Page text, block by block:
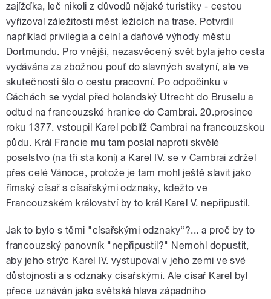
zajížďka, leč nikoli z důvodů nějaké turistiky - cestou
vyřizoval záležitosti měst ležících na trase. Potvrdil
například privilegia a celní a daňové výhody městu
Dortmundu. Pro vnější, nezasvěcený svět byla jeho cesta
vydávána za zbožnou pouť do slavných svatyní, ale ve
skutečnosti šlo o cestu pracovní. Po odpočinku v
Cáchách se vydal před holandský Utrecht do Bruselu a
odtud na francouzské hranice do Cambrai. 20.prosince
roku 1377. vstoupil Karel poblíž Cambrai na francouzskou
půdu. Král Francie mu tam poslal naproti skvělé
poselstvo (na tři sta koní) a Karel IV. se v Cambrai zdržel
přes celé Vánoce, protože je tam mohl ještě slavit jako
římský císař s císařskými odznaky, kdežto ve
Francouzském království by to král Karel V. nepřipustil.
Jak to bylo s těmi "císařskými odznaky“?... a proč by to
francouzský panovník "nepřipustil?" Nemohl dopustit,
aby jeho strýc Karel IV. vystupoval v jeho zemi ve své
důstojnosti a s odznaky císařskými. Ale císař Karel byl
přece uznáván jako světská hlava západního